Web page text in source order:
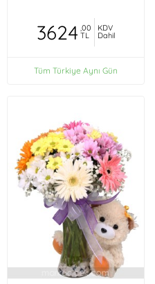
3624 ,00
TL
KDV
Dahil
Tüm Türkiye Aynı Gün